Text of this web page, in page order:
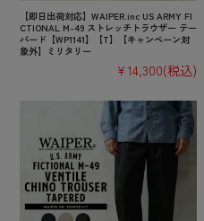
【即日出荷対応】WAIPER.inc US ARMY FI
CTIONAL M-49 ストレッチトラウザー テー
パード【WP1141】【T】【キャンペーン対
象外】ミリタリー
¥14,300(税込)